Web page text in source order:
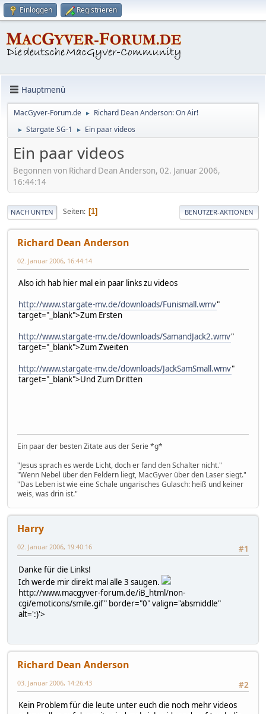
Einloggen Registrieren
Hauptmenü
MacGyver-Forum.de ► Richard Dean Anderson: On Air!
► Stargate SG-1 ► Ein paar videos
Ein paar videos
Begonnen von Richard Dean Anderson, 02. Januar 2006,
16:44:14
NACH UNTEN Seiten 1 BENUTZER-AKTIONEN
Richard Dean Anderson
02. Januar 2006, 16:44:14
Also ich hab hier mal ein paar links zu videos
http://www.stargate-mv.de/downloads/Funismall.wmv"
target="_blank">Zum Ersten
http://www.stargate-mv.de/downloads/SamandJack2.wmv"
target="_blank">Zum Zweiten
http://www.stargate-mv.de/downloads/JackSamSmall.wmv"
target="_blank">Und Zum Dritten
Ein paar der besten Zitate aus der Serie *g*
"Jesus sprach es werde Licht, doch er fand den Schalter nicht."
"Wenn Nebel über den Feldern liegt, MacGyver über den Laser siegt."
"Das Leben ist wie eine Schale ungarisches Gulasch: heiß und keiner
weis, was drin ist."
Harry
#1
02. Januar 2006, 19:40:16
Danke für die Links!
Ich werde mir direkt mal alle 3 saugen.
http://www.macgyver-forum.de/iB_html/non-
cgi/emoticons/smile.gif" border="0" valign="absmiddle"
alt=':)'>
Richard Dean Anderson
#2
03. Januar 2006, 14:26:43
Kein Problem für die leute unter euch die noch mehr videos